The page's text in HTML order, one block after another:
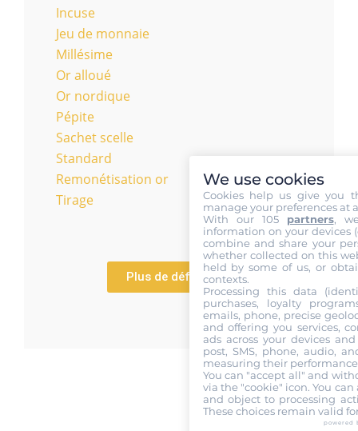
Incuse
Jeu de monnaie
Millésime
Or alloué
Or nordique
Pépite
Sachet scelle
Standard
Remonétisation or
Tirage
Plus de définitions
We use cookies
Cookies help us give you
manage your preferences at
With our 105 partners,
information on your devices
combine and share your
whether collected on this
held by some of us, or
contexts.
Processing this data
purchases, loyalty
emails, phone, precise
and offering you services,
ads across your devices
post, SMS, phone, audio,
measuring their
You can "accept all" and
via the "cookie" icon. You
and object to processing
These choices remain valid
powered